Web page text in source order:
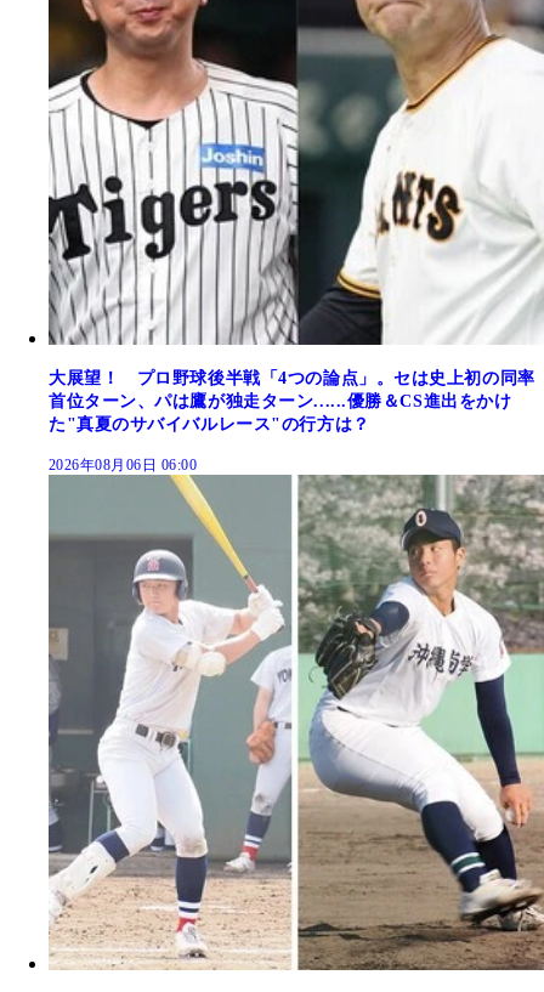
大展望！ プロ野球後半戦「4つの論点」。セは史上初の同率
首位ターン、パは鷹が独走ターン......優勝＆CS進出をかけ
た"真夏のサバイバルレース"の行方は？
2026年08月06日 06:00